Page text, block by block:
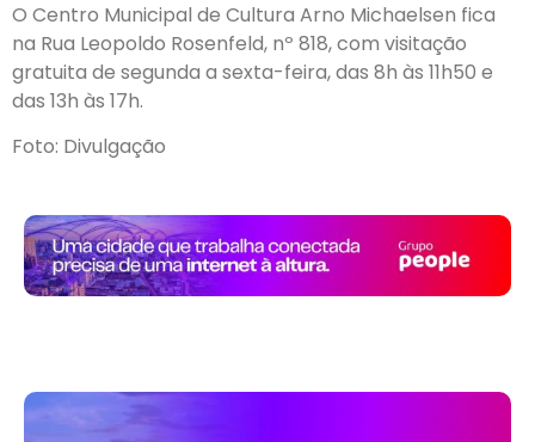
O Centro Municipal de Cultura Arno Michaelsen fica
na Rua Leopoldo Rosenfeld, nº 818, com visitação
gratuita de segunda a sexta-feira, das 8h às 11h50 e
das 13h às 17h.
Foto: Divulgação